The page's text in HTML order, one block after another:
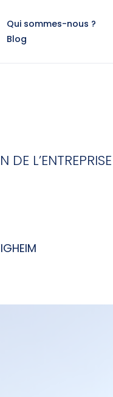
Qui sommes-nous ?
Blog
L’ENTREPRISE